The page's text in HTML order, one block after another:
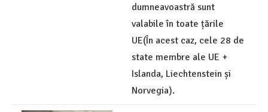
dumneavoastră sunt
valabile în toate țările
UE(În acest caz, cele 28 de
state membre ale UE +
Islanda, Liechtenstein și
Norvegia).